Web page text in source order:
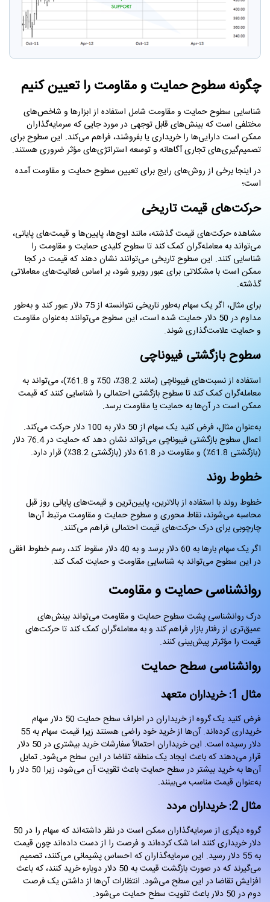
چگونه سطوح حمایت و مقاومت را تعیین کنیم
شناسایی سطوح حمایت و مقاومت شامل استفاده از ابزارها و شاخص‌های
مختلفی است که بینش‌های قابل توجهی در مورد جایی که سرمایه‌گذاران
ممکن است دارایی‌ها را خریداری یا بفروشند، فراهم می‌کند. این سطوح برای
تصمیم‌گیری‌های تجاری آگاهانه و توسعه استراتژی‌های مؤثر ضروری هستند.
در اینجا برخی از روش‌های رایج برای تعیین سطوح حمایت و مقاومت آمده
است؛
حرکت‌های قیمت تاریخی
مشاهده حرکت‌های قیمت گذشته، مانند اوج‌ها، پایین‌ها و قیمت‌های پایانی،
می‌تواند به معامله‌گران کمک کند تا سطوح کلیدی حمایت و مقاومت را
شناسایی کنند. این سطوح تاریخی می‌توانند نشان دهند که قیمت در کجا
ممکن است با مشکلاتی برای عبور روبرو شود، بر اساس فعالیت‌های معاملاتی
گذشته.
برای مثال، اگر یک سهام به‌طور تاریخی نتوانسته از 75 دلار عبور کند و به‌طور
مداوم در 50 دلار حمایت شده است، این سطوح می‌توانند به‌عنوان مقاومت
و حمایت علامت‌گذاری شوند.
سطوح بازگشتی فیبوناچی
استفاده از نسبت‌های فیبوناچی (مانند 38.2٪، 50٪ و 61.8٪)، می‌تواند به
معامله‌گران کمک کند تا سطوح بازگشتی احتمالی را شناسایی کنند که قیمت
ممکن است در آن‌ها به حمایت یا مقاومت برسد.
به‌عنوان مثال، فرض کنید یک سهام از 50 دلار به 100 دلار حرکت می‌کند.
اعمال سطوح بازگشتی فیبوناچی می‌تواند نشان دهد که حمایت در 76.4 دلار
(بازگشتی 61.8٪) و مقاومت در 61.8 دلار (بازگشتی 38.2٪) قرار دارد.
خطوط روند
خطوط روند با استفاده از بالاترین، پایین‌ترین و قیمت‌های پایانی روز قبل
محاسبه می‌شوند، نقاط محوری و سطوح حمایت و مقاومت مرتبط آن‌ها
چارچوبی برای درک حرکت‌های قیمت احتمالی فراهم می‌کنند.
اگر یک سهام بارها به 60 دلار برسد و به 40 دلار سقوط کند، رسم خطوط افقی
در این سطوح می‌تواند به شناسایی مقاومت و حمایت کمک کند.
روانشناسی حمایت و مقاومت
درک روانشناسی پشت سطوح حمایت و مقاومت می‌تواند بینش‌های
عمیق‌تری از رفتار بازار فراهم کند و به معامله‌گران کمک کند تا حرکت‌های
قیمت را مؤثرتر پیش‌بینی کنند.
روانشناسی سطح حمایت
مثال 1: خریداران متعهد
فرض کنید یک گروه از خریداران در اطراف سطح حمایت 50 دلار سهام
خریداری کرده‌اند. آن‌ها از خرید خود راضی هستند زیرا قیمت سهام به 55
دلار رسیده است. این خریداران احتمالاً سفارشات خرید بیشتری در 50 دلار
قرار می‌دهند که باعث ایجاد یک منطقه تقاضا در این سطح می‌شود. تمایل
آن‌ها به خرید بیشتر در سطح حمایت باعث تقویت آن می‌شود، زیرا 50 دلار را
به‌عنوان قیمت مناسب می‌بینند.
مثال 2: خریداران مردد
گروه دیگری از سرمایه‌گذاران ممکن است در نظر داشته‌اند که سهام را در 50
دلار خریداری کنند اما شک کرده‌اند و فرصت را از دست داده‌اند چون قیمت
به 55 دلار رسید. این سرمایه‌گذاران که احساس پشیمانی می‌کنند، تصمیم
می‌گیرند که در صورت بازگشت قیمت به 50 دلار دوباره خرید کنند، که باعث
افزایش تقاضا در این سطح می‌شود. انتظارات آن‌ها از داشتن یک فرصت
دوم در 50 دلار باعث تقویت سطح حمایت می‌شود.